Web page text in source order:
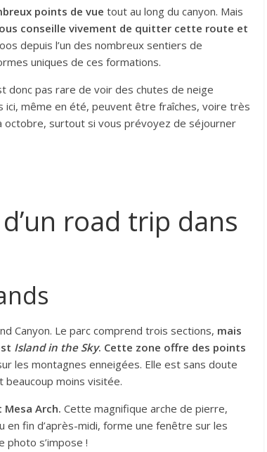
points de vue tout au long du canyon. Mais
conseille vivement de quitter cette route et
depuis l’un des nombreux sentiers de
uniques de ces formations.
donc pas rare de voir des chutes de neige
ici, même en été, peuvent être fraîches, voire très
octobre, surtout si vous prévoyez de séjourner
road trip dans
Canyon. Le parc comprend trois sections, mais
Island in the Sky. Cette zone offre des points
les montagnes enneigées. Elle est sans doute
beaucoup moins visitée.
Arch. Cette magnifique arche de pierre,
fin d’après-midi, forme une fenêtre sur les
photo s’impose !